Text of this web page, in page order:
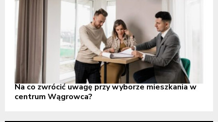
Na co zwrócić uwagę przy wyborze mieszkania w
centrum Wągrowca?